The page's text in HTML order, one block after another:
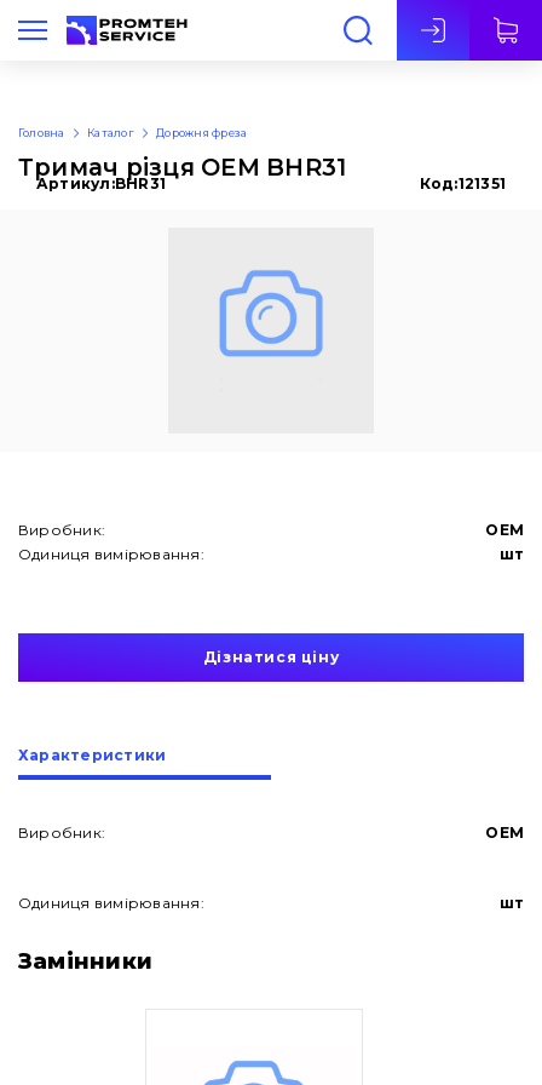
Укр
Про нас
Головна Каталог Дорожня фреза
Тримач різця OEM BHR31
Артикул:BHR31 Код:121351
Виробник:
OEM
Одиниця вимірювання:
шт
Дізнатися ціну
Характеристики
Виробник: OEM
Одиниця вимірювання: шт
Замінники